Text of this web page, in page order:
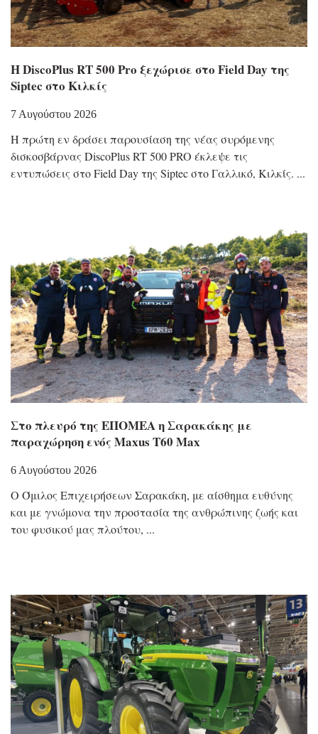
Η DiscoPlus RT 500 Pro ξεχώρισε στο Field Day της
Siptec στο Κιλκίς
7 Αυγούστου 2026
Η πρώτη εν δράσει παρουσίαση της νέας συρόμενης
δισκοσβάρνας DiscoPlus RT 500 PRO έκλεψε τις
εντυπώσεις στο Field Day της Siptec στο Γαλλικό, Κιλκίς.
Στο πλευρό της ΕΠΟΜΕΑ η Σαρακάκης με
παραχώρηση ενός Maxus T60 Max
6 Αυγούστου 2026
Ο Όμιλος Επιχειρήσεων Σαρακάκη, με αίσθημα ευθύνης
και με γνώμονα την προστασία της ανθρώπινης ζωής και
του φυσικού μας πλούτου,